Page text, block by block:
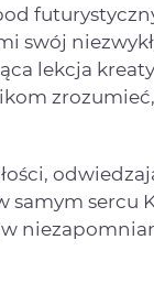
swój
lekcja
sercu